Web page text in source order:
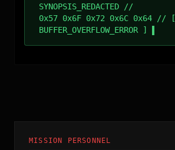
SYNOPSIS_REDACTED //
0x57 0x6F 0x72 0x6C 0x64 // [
BUFFER_OVERFLOW_ERROR ]
MISSION PERSONNEL